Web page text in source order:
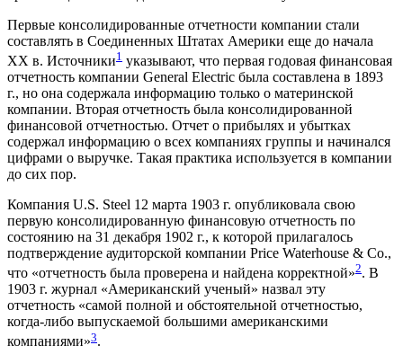
Первые консолидированные отчетности компании стали
составлять в Соединенных Штатах Америки еще до начала
XX в. Источники1 указывают, что первая годовая финансовая
отчетность компании General Electric была составлена в 1893
г., но она содержала информацию только о материнской
компании. Вторая отчетность была консолидированной
финансовой отчетностью. Отчет о прибылях и убытках
содержал информацию о всех компаниях группы и начинался
цифрами о выручке. Такая практика используется в компании
до сих пор.
Компания U.S. Steel 12 марта 1903 г. опубликовала свою
первую консолидированную финансовую отчетность по
состоянию на 31 декабря 1902 г., к которой прилагалось
подтверждение аудиторской компании Price Waterhouse & Co.,
что «отчетность была проверена и найдена корректной»2. В
1903 г. журнал «Американский ученый» назвал эту
отчетность «самой полной и обстоятельной отчетностью,
когда-либо выпускаемой большими американскими
компаниями»3.